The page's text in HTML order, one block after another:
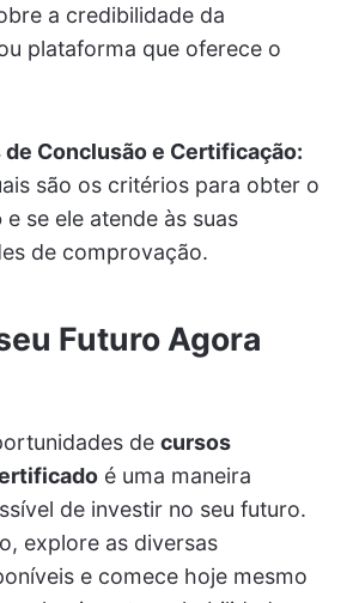
a credibilidade da
plataforma que oferece o
Conclusão e Certificação:
são os critérios para obter o
e se ele atende às suas
de comprovação.
Futuro Agora
de cursos
é uma maneira
de investir no seu futuro.
explore as diversas
e comece hoje mesmo